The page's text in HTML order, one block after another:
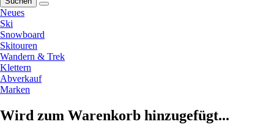
Neues
Ski
Snowboard
Skitouren
Wandern & Trek
Klettern
Abverkauf
Marken
Wird zum Warenkorb hinzugefügt...